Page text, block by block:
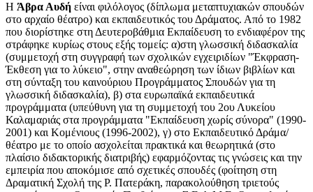
Η Άβρα Αυδή είναι φιλόλογος (δίπλωμα μεταπτυχιακών σπουδών
στο αρχαίο θέατρο) και εκπαιδευτικός του Δράματος. Από το 1982
που διορίστηκε στη Δευτεροβάθμια Εκπαίδευση το ενδιαφέρον της
στράφηκε κυρίως στους εξής τομείς: α)στη γλωσσική διδασκαλία
(συμμετοχή στη συγγραφή των σχολικών εγχειριδίων "Έκφραση-
Έκθεση για το λύκειο", στην αναθεώρηση των ίδιων βιβλίων και
στη σύνταξη του καινούριου Προγράμματος Σπουδών για τη
γλωσσική διδασκαλία), β) στα ευρωπαϊκά εκπαιδευτικά
προγράμματα (υπεύθυνη για τη συμμετοχή του 2ου Λυκείου
Καλαμαριάς στα προγράμματα "Εκπαίδευση χωρίς σύνορα" (1990-
2001) και Κομένιους (1996-2002), γ) στο Εκπαιδευτικό Δράμα/
θέατρο με το οποίο ασχολείται πρακτικά και θεωρητικά (στο
πλαίσιο διδακτορικής διατριβής) εφαρμόζοντας τις γνώσεις και την
εμπειρία που αποκόμισε από σχετικές σπουδές (φοίτηση στη
Δραματική Σχολή της Ρ. Πατεράκη, παρακολούθηση τριετούς